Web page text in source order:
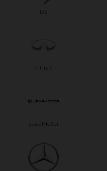
DS
Infiniti
LeapMotor